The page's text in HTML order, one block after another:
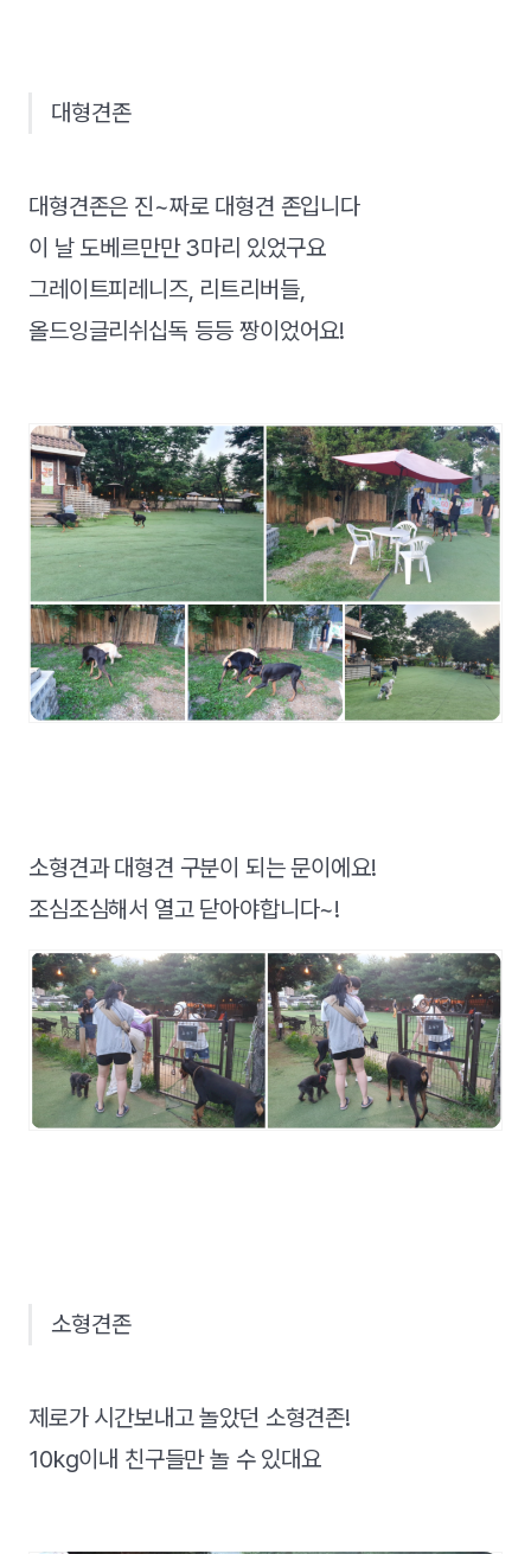
대형견존
대형견존은 진~짜로 대형견 존입니다
이 날 도베르만만 3마리 있었구요
그레이트피레니즈, 리트리버들,
올드잉글리쉬십독 등등 짱이었어요!
소형견과 대형견 구분이 되는 문이에요!
조심조심해서 열고 닫아야합니다~!
소형견존
제로가 시간보내고 놀았던 소형견존!
10kg이내 친구들만 놀 수 있대요